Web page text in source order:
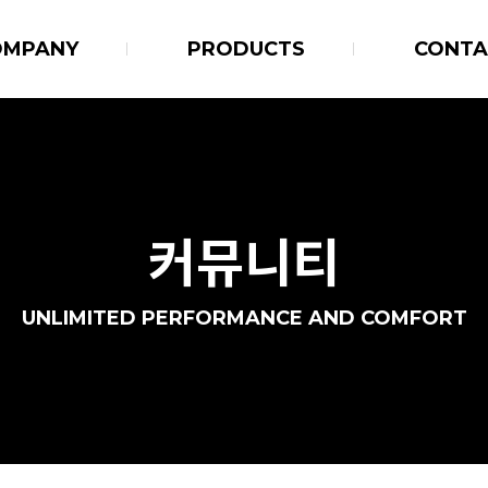
PRODUCTS
커뮤니티
UNLIMITED PERFORMANCE AND COMFORT